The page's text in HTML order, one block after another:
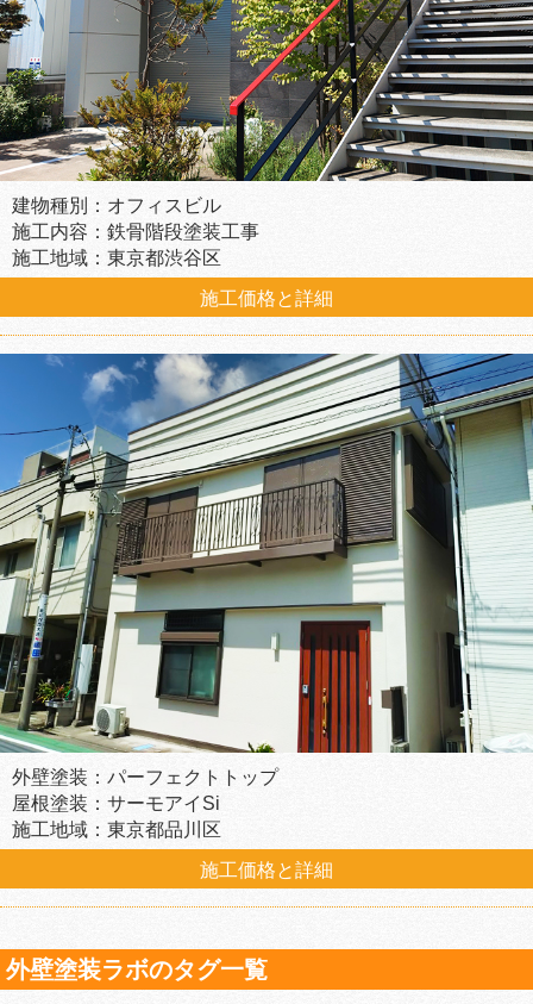
建物種別：オフィスビル
施工内容：鉄骨階段塗装工事
施工地域：東京都渋谷区
施工価格と詳細
外壁塗装：パーフェクトトップ
屋根塗装：サーモアイSi
施工地域：東京都品川区
施工価格と詳細
外壁塗装ラボのタグ一覧